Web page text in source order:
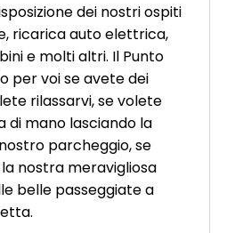
dei nostri ospiti
ricarica auto elettrica,
e molti altri. Il Punto
per voi se avete dei
rilassarvi, se volete
mano lasciando la
parcheggio, se
nostra meravigliosa
belle passeggiate a